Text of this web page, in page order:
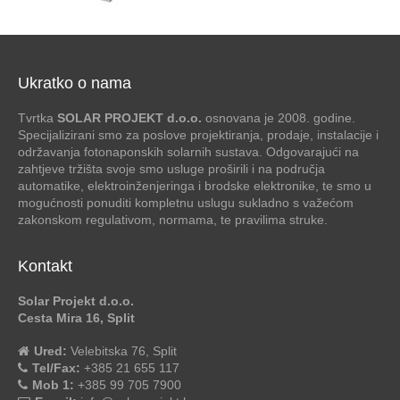
Ukratko o nama
Tvrtka SOLAR PROJEKT d.o.o. osnovana je 2008. godine.
Specijalizirani smo za poslove projektiranja, prodaje, instalacije i
održavanja fotonaponskih solarnih sustava. Odgovarajući na
zahtjeve tržišta svoje smo usluge proširili i na područja
automatike, elektroinženjeringa i brodske elektronike, te smo u
mogućnosti ponuditi kompletnu uslugu sukladno s važećom
zakonskom regulativom, normama, te pravilima struke.
Kontakt
Solar Projekt d.o.o.
Cesta Mira 16, Split
Ured: Velebitska 76, Split
Tel/Fax: +385 21 655 117
Mob 1: +385 99 705 7900